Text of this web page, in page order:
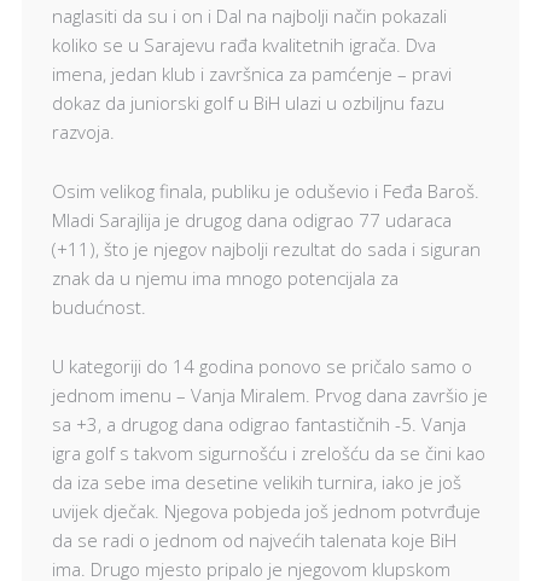
naglasiti da su i on i Dal na najbolji način pokazali
koliko se u Sarajevu rađa kvalitetnih igrača. Dva
imena, jedan klub i završnica za pamćenje – pravi
dokaz da juniorski golf u BiH ulazi u ozbiljnu fazu
razvoja.
Osim velikog finala, publiku je oduševio i Feđa Baroš.
Mladi Sarajlija je drugog dana odigrao 77 udaraca
(+11), što je njegov najbolji rezultat do sada i siguran
znak da u njemu ima mnogo potencijala za
budućnost.
U kategoriji do 14 godina ponovo se pričalo samo o
jednom imenu – Vanja Miralem. Prvog dana završio je
sa +3, a drugog dana odigrao fantastičnih -5. Vanja
igra golf s takvom sigurnošću i zrelošću da se čini kao
da iza sebe ima desetine velikih turnira, iako je još
uvijek dječak. Njegova pobjeda još jednom potvrđuje
da se radi o jednom od najvećih talenata koje BiH
ima. Drugo mjesto pripalo je njegovom klupskom